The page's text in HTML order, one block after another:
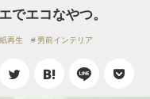
でエコなやつ。
再生 男前インテリア